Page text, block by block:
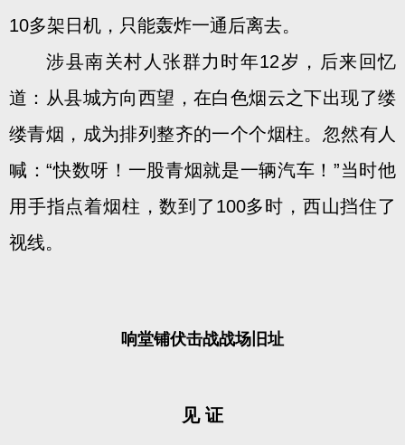
10多架日机，只能轰炸一通后离去。
涉县南关村人张群力时年12岁，后来回忆
道：从县城方向西望，在白色烟云之下出现了缕
缕青烟，成为排列整齐的一个个烟柱。忽然有人
喊：“快数呀！一股青烟就是一辆汽车！”当时他
用手指点着烟柱，数到了100多时，西山挡住了
视线。
响堂铺伏击战战场旧址
见 证